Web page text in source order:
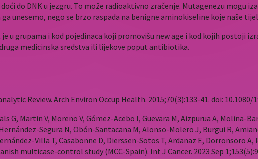
do DNK u jezgru. To može radioaktivno zračenje. Mutagenezu mogu
unesemo, nego se brzo raspada na benigne aminokiseline koje naše
u grupama i kod pojedinaca koji promovišu new age i kod kojih postoji
medicinska sredstva ili lijekove poput antibiotika.
Review. Arch Environ Occup Health. 2015;70(3):133-41. doi: 10.1080/
G, Martin V, Moreno V, Gómez-Acebo I, Guevara M, Aizpurua A, Molina-
Segura N, Obón-Santacana M, Alonso-Molero J, Burgui R,
Villa T, Casabonne D, Dierssen-Sotos T, Ardanaz E, Dorronsoro
multicase-control study (MCC-Spain). Int J Cancer. 2023 Sep